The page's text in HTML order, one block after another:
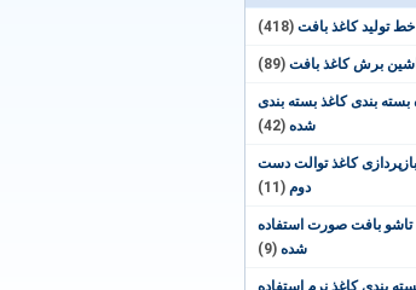
خط تولید کاغذ بافت (418)
برش کاغذ بافت (89)
بسته بندی کاغذ بسته بندی
شده (42)
کاغذ توالت دست
دوم (11)
تاشو بافت صورت استفاده
شده (9)
بندی کاغذ نرم استفاده